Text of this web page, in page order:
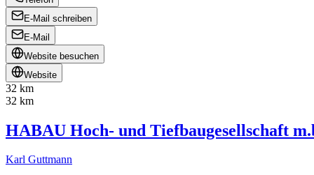
E-Mail schreiben
E-Mail
Website besuchen
Website
32 km
32 km
HABAU Hoch- und Tiefbaugesellschaft
Karl Guttmann